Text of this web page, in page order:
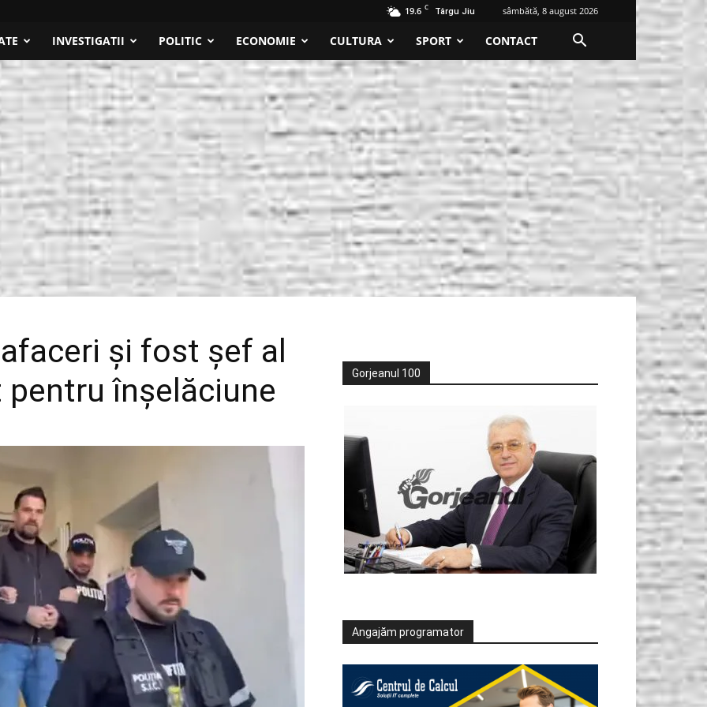
19.6 C Târgu Jiu sâmbătă, 8 august 2026
INVESTIGATII POLITIC ECONOMIE CULTURA SPORT CONTACT
și fost șef al
pentru înșelăciune
Gorjeanul 100
Angajăm programator